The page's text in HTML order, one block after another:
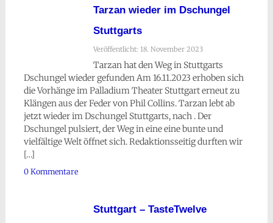
Tarzan wieder im Dschungel
Stuttgarts
Veröffentlicht: 18. November 2023
Tarzan hat den Weg in Stuttgarts
Dschungel wieder gefunden Am 16.11.2023 erhoben sich
die Vorhänge im Palladium Theater Stuttgart erneut zu
Klängen aus der Feder von Phil Collins. Tarzan lebt ab
jetzt wieder im Dschungel Stuttgarts, nach . Der
Dschungel pulsiert, der Weg in eine eine bunte und
vielfältige Welt öffnet sich. Redaktionsseitig durften wir
[…]
0 Kommentare
Stuttgart – TasteTwelve